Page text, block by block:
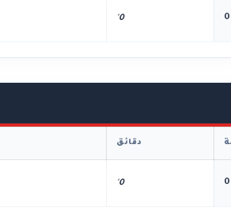
0
0'
دقائق
0
0'